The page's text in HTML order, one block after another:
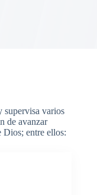
supervisa varios
de avanzar
Dios; entre ellos: